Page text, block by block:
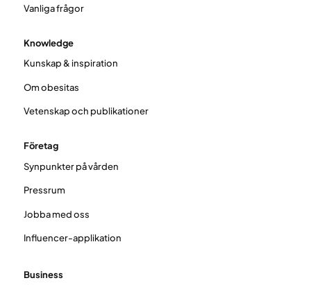
Vanliga frågor
Knowledge
Kunskap & inspiration
Om obesitas
Vetenskap och publikationer
Företag
Synpunkter på vården
Pressrum
Jobba med oss
Influencer-applikation
Business